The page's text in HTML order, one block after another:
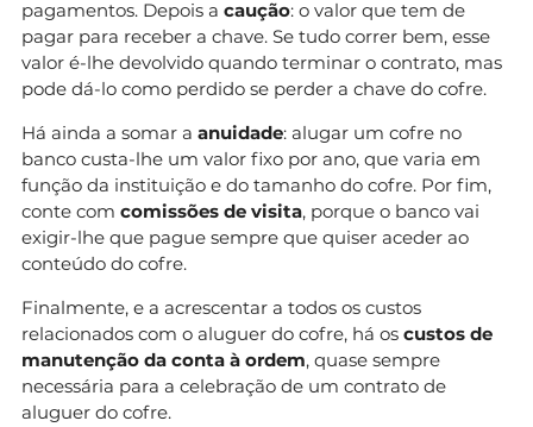
pagamentos. Depois a caução: o valor que tem de
pagar para receber a chave. Se tudo correr bem, esse
valor é-lhe devolvido quando terminar o contrato, mas
pode dá-lo como perdido se perder a chave do cofre.
Há ainda a somar a anuidade: alugar um cofre no
banco custa-lhe um valor fixo por ano, que varia em
função da instituição e do tamanho do cofre. Por fim,
conte com comissões de visita, porque o banco vai
exigir-lhe que pague sempre que quiser aceder ao
conteúdo do cofre.
Finalmente, e a acrescentar a todos os custos
relacionados com o aluguer do cofre, há os custos de
manutenção da conta à ordem, quase sempre
necessária para a celebração de um contrato de
aluguer do cofre.